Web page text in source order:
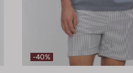
-40%